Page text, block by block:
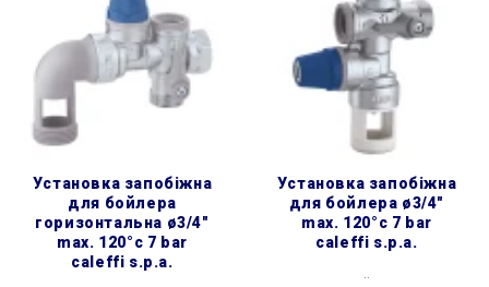
установка запобіжна
для бойлера
горизонтальна ø3/4″
max. 120°c 7 bar
caleffi s.p.a.
установка запобіжна
для бойлера ø3/4″
max. 120°c 7 bar
caleffi s.p.a.